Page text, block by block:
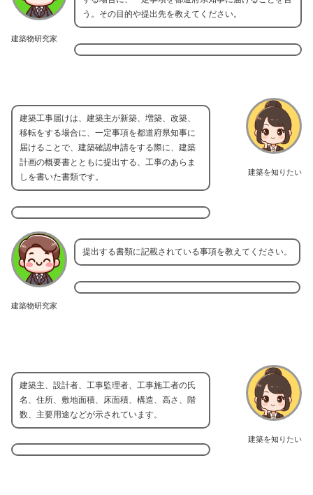
建築物研究家
う。その目的や提出先を教えてください。
建築を知りたい
建築工事届けは、建築主が新築、増築、改築、
移転をする場合に、一定事項を都道府県知事に
届けることで、建築確認申請をする際に、建築
計画の概要書とともに提出する、工事のあらま
しを書いた書類です。
建築物研究家
提出する書類に記載されている事項を教えてください。
建築を知りたい
建築主、設計者、工事監理者、工事施工者の氏
名、住所、敷地面積、床面積、構造、高さ、階
数、主要用途などが示されています。